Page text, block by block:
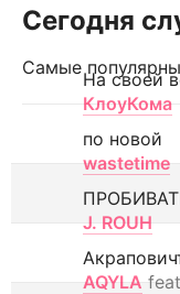
Сегодня
Самые
На своей
КлоуКома
по новой
wastetime
J. ROUH
AQYLA feat